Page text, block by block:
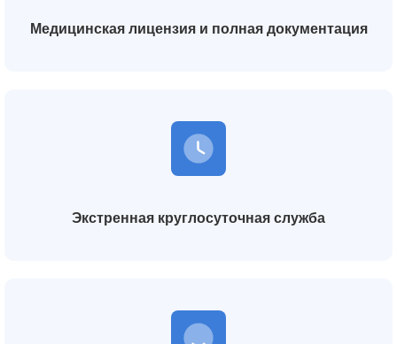
Медицинская лицензия и полная документация
Экстренная круглосуточная служба